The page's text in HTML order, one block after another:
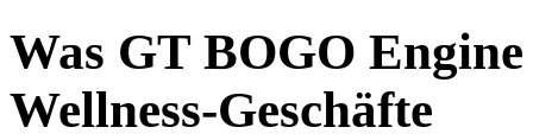
Was GT BOGO
Wellness-Geschäfte